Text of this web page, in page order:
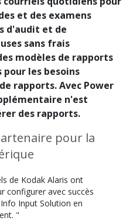
et des examens
d'audit et de
sans frais
modèles de rapports
les besoins
rapports. Avec Power
n'est
des rapports.
pour la
de Kodak Alaris ont
configurer avec succès
Input Solution en
"